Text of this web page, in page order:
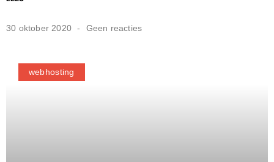
30 oktober 2020 Geen reacties
webhosting